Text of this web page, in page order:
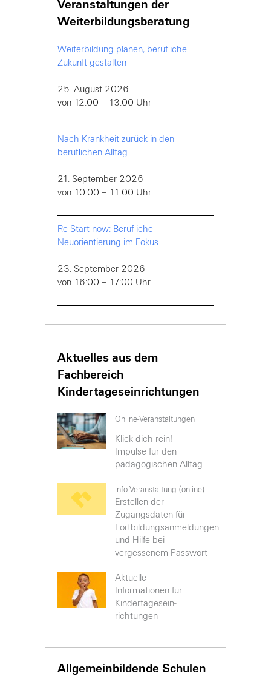
Veranstaltungen der
Weiterbildungsberatung
Weiterbildung planen, berufliche
Zukunft gestalten
25. August 2026
von 12:00 – 13:00 Uhr
Nach Krankheit zurück in den
beruflichen Alltag
21. September 2026
von 10:00 – 11:00 Uhr
Re-Start now: Berufliche
Neuorientierung im Fokus
23. September 2026
von 16:00 – 17:00 Uhr
Aktuelles aus dem
Fachbereich
Kindertageseinrichtungen
Online-Veranstaltungen
Klick dich rein!
Impulse für den
pädagogischen Alltag
Info-Veranstaltung (online)
Erstellen der
Zugangsdaten für
Fortbildungsanmeldungen
und Hilfe bei
vergessenem Passwort
Aktuelle
Informationen für
Kinder­tages­ein­
richtungen
Allgemeinbildende Schulen